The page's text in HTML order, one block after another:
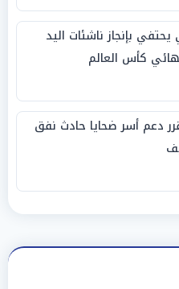
بإنجاز ناشئات اليد
كأس العالم
دعم أسر ضحايا حادث نفق